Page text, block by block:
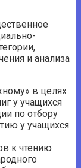
и анализа
в целях
у учащихся
по отбору
у учащихся
к чтению